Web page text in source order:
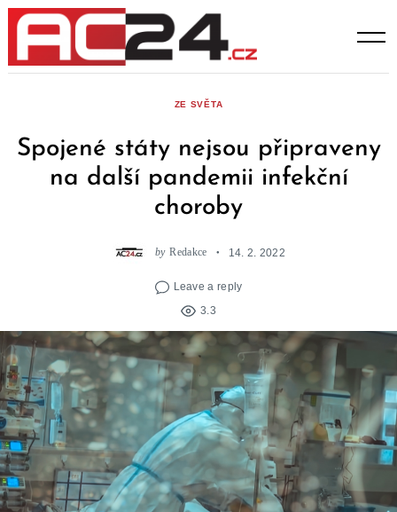
Skip
content
ZE SVĚTA
Spojené státy nejsou připraveny
na další pandemii infekční
choroby
by Redakce 14. 2. 2022
Leave a reply
3.3